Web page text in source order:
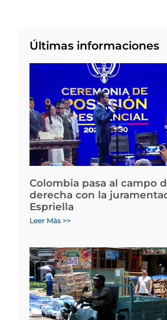
Últimas informaciones
Colombia pasa al campo
derecha con la
Espriella
Leer Más >>